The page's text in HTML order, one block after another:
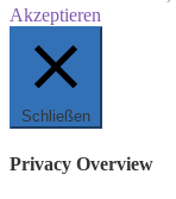
Akzeptieren
Schließen
Privacy Overview